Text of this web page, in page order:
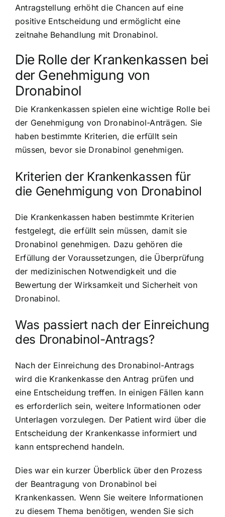
Antragstellung erhöht die Chancen auf eine
positive Entscheidung und ermöglicht eine
zeitnahe Behandlung mit Dronabinol.
Die Rolle der Krankenkassen bei
der Genehmigung von
Dronabinol
Die Krankenkassen spielen eine wichtige Rolle bei
der Genehmigung von Dronabinol-Anträgen. Sie
haben bestimmte Kriterien, die erfüllt sein
müssen, bevor sie Dronabinol genehmigen.
Kriterien der Krankenkassen für
die Genehmigung von Dronabinol
Die Krankenkassen haben bestimmte Kriterien
festgelegt, die erfüllt sein müssen, damit sie
Dronabinol genehmigen. Dazu gehören die
Erfüllung der Voraussetzungen, die Überprüfung
der medizinischen Notwendigkeit und die
Bewertung der Wirksamkeit und Sicherheit von
Dronabinol.
Was passiert nach der Einreichung
des Dronabinol-Antrags?
Nach der Einreichung des Dronabinol-Antrags
wird die Krankenkasse den Antrag prüfen und
eine Entscheidung treffen. In einigen Fällen kann
es erforderlich sein, weitere Informationen oder
Unterlagen vorzulegen. Der Patient wird über die
Entscheidung der Krankenkasse informiert und
kann entsprechend handeln.
Dies war ein kurzer Überblick über den Prozess
der Beantragung von Dronabinol bei
Krankenkassen. Wenn Sie weitere Informationen
zu diesem Thema benötigen, wenden Sie sich